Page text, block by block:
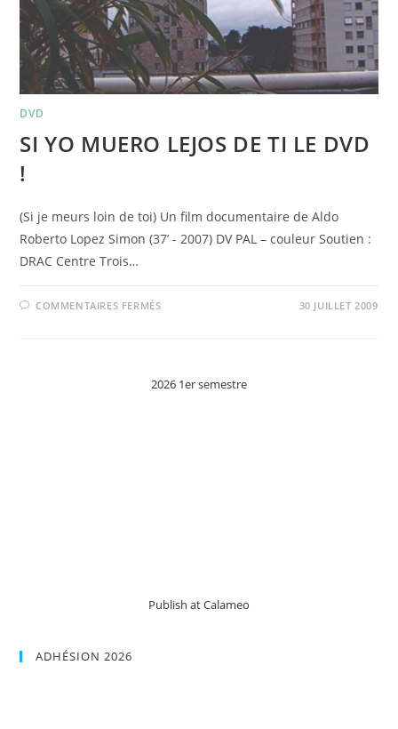
DVD
SI YO MUERO LEJOS DE TI LE DVD
!
(Si je meurs loin de toi) Un film documentaire de Aldo
Roberto Lopez Simon (37’ - 2007) DV PAL – couleur Soutien :
DRAC Centre Trois…
COMMENTAIRES FERMÉSSUR
LE
30 JUILLET 2009
2026 1er semestre
Publish at Calameo
ADHÉSION 2026